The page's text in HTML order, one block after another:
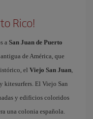
Rico!
aSan Juan de Puerto
de América, que
el Viejo San Juan,
kitesurfers. El Viejo San
y edificios coloridos
una colonia española.